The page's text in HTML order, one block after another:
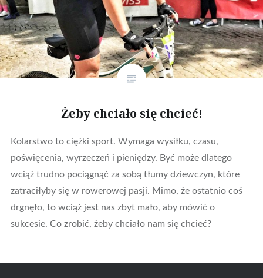
Żeby chciało się chcieć!
Kolarstwo to ciężki sport. Wymaga wysiłku, czasu,
poświęcenia, wyrzeczeń i pieniędzy. Być może dlatego
wciąż trudno pociągnąć za sobą tłumy dziewczyn, które
zatraciłyby się w rowerowej pasji. Mimo, że ostatnio coś
drgnęło, to wciąż jest nas zbyt mało, aby mówić o
sukcesie. Co zrobić, żeby chciało nam się chcieć?